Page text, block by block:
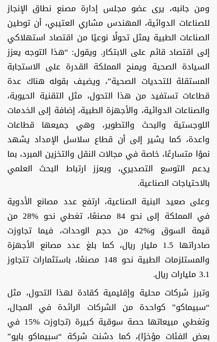
ومن جانبه، يرى عضو مجلس إدارة مصنع نطاق الإنجاز
للصناعات الدوائية، المهندس مشاري العتيبي، أن توطين
الصناعات الطبية يمثل تحولًا نوعيًا من اقتصاد استهلاكي
إلى اقتصاد قائم على الابتكار. ويقول: “هذا التوجه يعزز
السيادة الصحية ويمنح المملكة القدرة على الاستجابة
المستقلة للتحديات الصحية”، ويضيف بقوله هناك عدة
قطاعات تستفيد من هذا التحول، مثل التقنية الحيوية،
والصناعات الدوائية، والأجهزة الطبية، إضافة إلى الخدمات
اللوجستية والبحث والتطوير، وهي جميعها قطاعات
واعدة، كما يشير إلى أن قطاع سلاسل الإمداد يشهد
نموًا متسارعًا، خاصة في مجالات النقل والتخزين المبرد، بما
يدعم التوسع التصديري، ويعزز ارتباط البحث العلمي
بالاحتياجات الصناعية.
وعلى صعيد البنية الصناعية، ارتفع عدد مصانع الأدوية
في المملكة إلى نحو 84 مصنعًا، تغطي نحو %28 من
قيمة السوق و%42 من حجم الوحدات، فيما تجاوزت
صادراتها 1.5 مليار ريال، كما بلغ عدد مصانع الأجهزة
والمستلزمات الطبية نحو 148 مصنعًا، باستثمارات تتجاوز
3.1 مليارات ريال.
وتبرز شركات محلية وإقليمية كقادة لهذا التحول، مثل
“سبيماكو” كواحدة من الشركات الرائدة في المجال،
وتغطي مبيعاتها حصة سوقية كبيرة (تجاوزت %15 في
بعض الفئات مؤخرًا)، كما دشنت شركة “سبيماكو بايو”